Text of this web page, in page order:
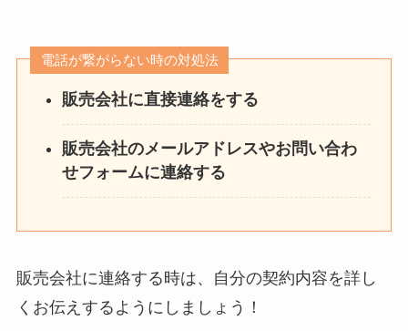
電話が繋がらない時の対処法
販売会社に直接連絡をする
販売会社のメールアドレスやお問い合わ
せフォームに連絡する
販売会社に連絡する時は、自分の契約内容を詳し
くお伝えするようにしましょう！